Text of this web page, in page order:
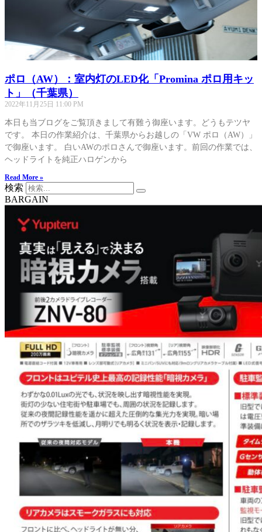
ポロ（AW）：室内灯のLED化「Promina ポロ用キッ
ト」（千葉県）
2022年11月25日 11:00 PM
本日も当ブログをご覧頂きまして有難う御座います。どうもテツヤ
です。 本日の作業紹介は、千葉県からお越しの「VW ポロ（AW）」
で御座います。 白いAWのポロさんで御座います。前回の作業では、
ヘッドライトを純正ハロゲンから
Read More »
検索
BARGAIN